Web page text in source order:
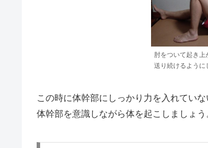
肘をついて起き上
送り続けるように
この時に体幹部にしっかり力を入れてい
体幹部を意識しながら体を起こしましょう